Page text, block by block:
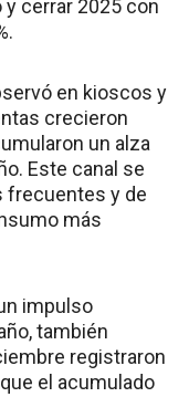
cerrar 2025 con
en kioscos y
crecieron
un alza
Este canal se
frecuentes y de
más
impulso
también
registraron
el acumulado